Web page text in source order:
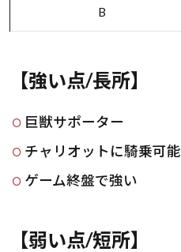
B
【強い点/長所】
巨獣サポーター
チャリオットに騎乗可能
ゲーム終盤で強い
【弱い点/短所】